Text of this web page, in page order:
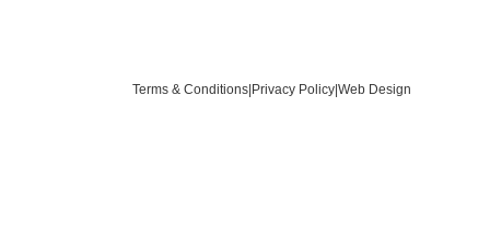
Terms & Conditions Privacy Policy Web Design